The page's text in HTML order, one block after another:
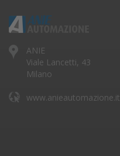
ANIE
Viale Lancetti, 43
Milano
www.anieautomazione.it